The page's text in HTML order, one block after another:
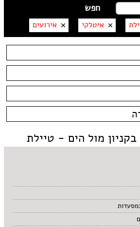
איטלקי אירועים
אסייתי
בית קפה
טאפאס בר
סיני
מול הים - טיילת